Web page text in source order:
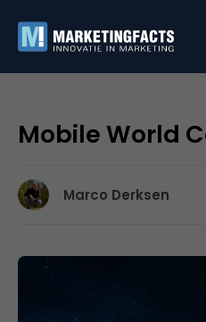
Mobile World
Marco Derksen